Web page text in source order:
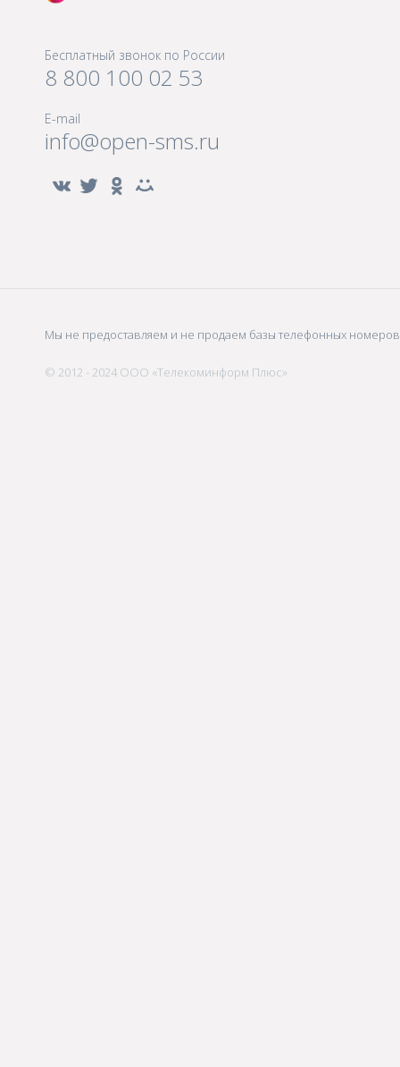
Бесплатный звонок по России
8 800 100 02 53
E-mail
info@open-sms.ru
Мы не предоставляем и не продаем базы телефонных
© 2012 - 2024 ООО «Телекоминформ Плюс»